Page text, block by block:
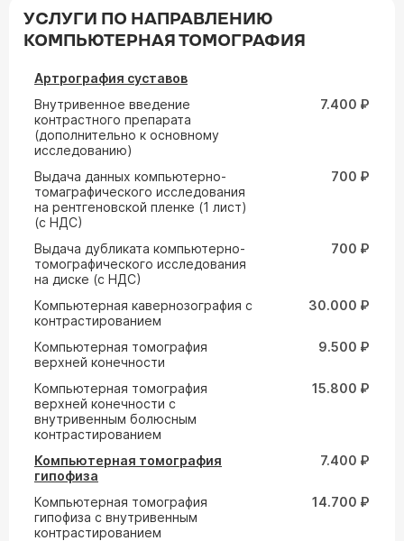
УСЛУГИ ПО НАПРАВЛЕНИЮ
КОМПЬЮТЕРНАЯ ТОМОГРАФИЯ
Артрография суставов
Внутривенное введение
контрастного препарата
(дополнительно к основному
исследованию)
7.400 ₽
Выдача данных компьютерно-
томаграфического исследования
на рентгеновской пленке (1 лист)
(с НДС)
700 ₽
Выдача дубликата компьютерно-
томографического исследования
на диске (с НДС)
700 ₽
Компьютерная кавернозография с
контрастированием
30.000 ₽
Компьютерная томография
верхней конечности
9.500 ₽
Компьютерная томография
верхней конечности с
внутривенным болюсным
контрастированием
15.800 ₽
Компьютерная томография
гипофиза
7.400 ₽
Компьютерная томография
гипофиза с внутривенным
контрастированием
14.700 ₽